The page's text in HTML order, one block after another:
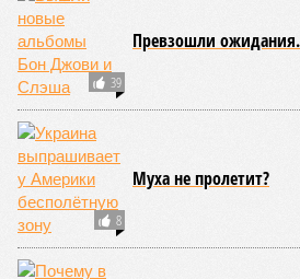
39
Превзошли ожидания.
8
Муха не пролетит?